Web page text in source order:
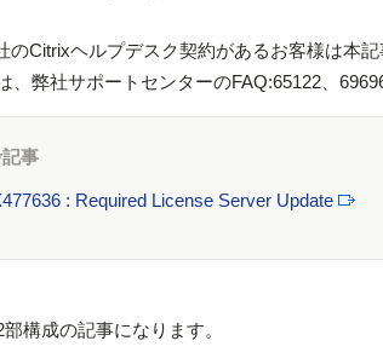
Citrixヘルプデスク契約があるお客様は本記
、弊社サポートセンターのFAQ:65122、
事
: Required License Server Update
部構成の記事になります。